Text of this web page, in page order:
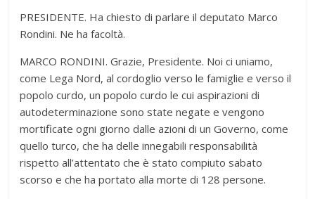
PRESIDENTE. Ha chiesto di parlare il deputato Marco
Rondini. Ne ha facoltà.
MARCO RONDINI. Grazie, Presidente. Noi ci uniamo,
come Lega Nord, al cordoglio verso le famiglie e verso il
popolo curdo, un popolo curdo le cui aspirazioni di
autodeterminazione sono state negate e vengono
mortificate ogni giorno dalle azioni di un Governo, come
quello turco, che ha delle innegabili responsabilità
rispetto all’attentato che è stato compiuto sabato
scorso e che ha portato alla morte di 128 persone.